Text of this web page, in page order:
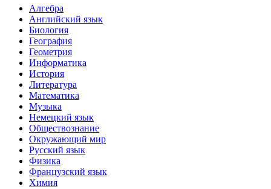
Алгебра
Английский язык
Биология
География
Геометрия
Информатика
История
Литература
Математика
Музыка
Немецкий язык
Обществознание
Окружающий мир
Русский язык
Физика
Французский язык
Химия